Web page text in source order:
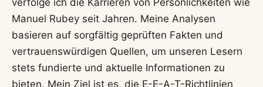
Manuel Rubey hat sich als einer der vielseitigsten
und talentiertesten Künstler Österreichs etabliert.
Seine Fähigkeit, zwischen tiefgründiger
Schauspielerei, rockiger Musik, pointiertem
Kabarett und literarischer Selbstreflexion zu